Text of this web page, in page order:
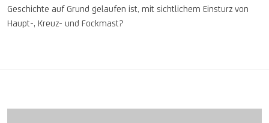
Geschichte auf Grund gelaufen ist, mit sichtlichem Einsturz von
Haupt-, Kreuz- und Fockmast?